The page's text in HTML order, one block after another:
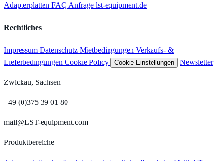
Adapterplatten FAQ Anfrage lst-equipment.de
Rechtliches
Impressum Datenschutz Mietbedingungen Verkaufs- &
Lieferbedingungen Cookie Policy Cookie-Einstellungen Newsletter
Zwickau, Sachsen
+49 (0)375 39 01 80
mail@LST-equipment.com
Produktbereiche